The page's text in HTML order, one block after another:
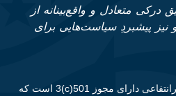
درکی متعادل و واقع‌بینانه از
نیز پیشبردِ سیاست‌هایی برای
انستیتو واشنگتن یک سازمان غیرانتفاعی دارای مجوز 501(c)3 است که